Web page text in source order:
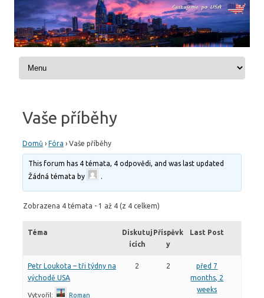
Skip to content
Vaše příběhy
Domů › Fóra › Vaše příběhy
This forum has 4 témata, 4 odpovědi, and was last updated
Žádná témata by
.
Zobrazena 4 témata - 1 až 4 (z 4 celkem)
Téma
Diskutuj
ících
Příspěvk
y
Last Post
Petr Loukota – tři týdny na
východě USA
Vytvořil: Roman
2 2
před 7
months, 2
weeks